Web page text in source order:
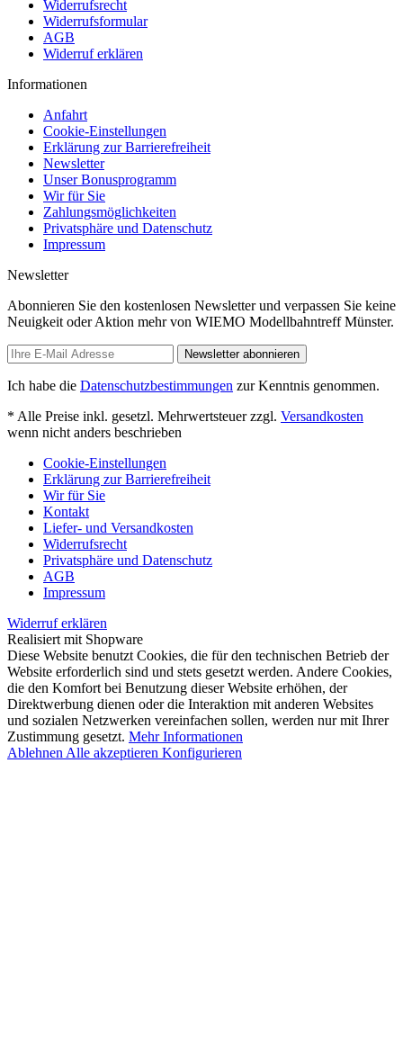
Widerrufsrecht
Widerrufsformular
AGB
Widerruf erklären
Informationen
Anfahrt
Cookie-Einstellungen
Erklärung zur Barrierefreiheit
Newsletter
Unser Bonusprogramm
Wir für Sie
Zahlungsmöglichkeiten
Privatsphäre und Datenschutz
Impressum
Newsletter
Abonnieren Sie den kostenlosen Newsletter und verpassen Sie keine
Neuigkeit oder Aktion mehr von WIEMO Modellbahntreff Münster.
Newsletter abonnieren
Ich habe die Datenschutzbestimmungen zur Kenntnis genommen.
* Alle Preise inkl. gesetzl. Mehrwertsteuer zzgl. Versandkosten
wenn nicht anders beschrieben
Cookie-Einstellungen
Erklärung zur Barrierefreiheit
Wir für Sie
Kontakt
Liefer- und Versandkosten
Widerrufsrecht
Privatsphäre und Datenschutz
AGB
Impressum
Widerruf erklären
Realisiert mit Shopware
Diese Website benutzt Cookies, die für den technischen Betrieb der
Website erforderlich sind und stets gesetzt werden. Andere Cookies,
die den Komfort bei Benutzung dieser Website erhöhen, der
Direktwerbung dienen oder die Interaktion mit anderen Websites
und sozialen Netzwerken vereinfachen sollen, werden nur mit Ihrer
Zustimmung gesetzt. Mehr Informationen
Ablehnen Alle akzeptieren Konfigurieren